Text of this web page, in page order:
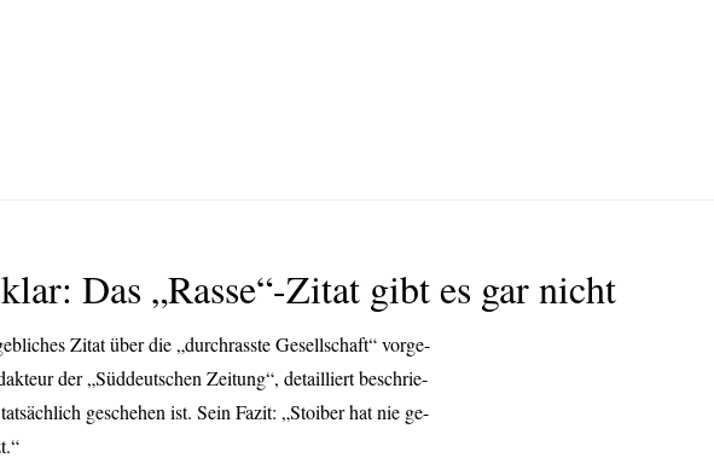
Das „Rasse“-Zitat gibt es gar nicht
Zitat über die „durchrasste Gesellschaft“ vorge-
der „Süddeutschen Zeitung“, detailliert beschrie-
geschehen ist. Sein Fazit: „Stoiber hat nie ge-